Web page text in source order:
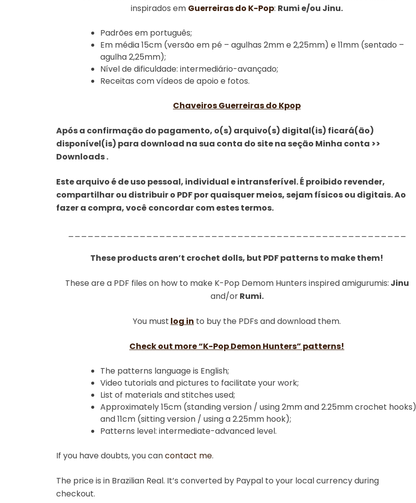
inspirados em Guerreiras do K-Pop: Rumi e/ou Jinu.
Padrões em português;
Em média 15cm (versão em pé – agulhas 2mm e 2,25mm) e 11mm (sentado –
agulha 2,25mm);
Nível de dificuldade: intermediário-avançado;
Receitas com vídeos de apoio e fotos.
Chaveiros Guerreiras do Kpop
Após a confirmação do pagamento, o(s) arquivo(s) digital(is) ficará(ão)
disponível(is) para download na sua conta do site na seção Minha conta >>
Downloads .
Este arquivo é de uso pessoal, individual e intransferível. É proibido revender,
compartilhar ou distribuir o PDF por quaisquer meios, sejam físicos ou digitais. Ao
fazer a compra, você concordar com estes termos.
These products aren’t crochet dolls, but PDF patterns to make them!
These are a PDF files on how to make K-Pop Demom Hunters inspired amigurumis: Jinu
and/orRumi.
You must log in to buy the PDFs and download them.
Check out more “K-Pop Demon Hunters” patterns!
The patterns language is English;
Video tutorials and pictures to facilitate your work;
List of materials and stitches used;
Approximately 15cm (standing version / using 2mm and 2.25mm crochet hooks)
and 11cm (sitting version / using a 2.25mm hook);
Patterns level: intermediate-advanced level.
If you have doubts, you cancontact me.
The price is in Brazilian Real. It’s converted by Paypal to your local currency during
checkout.